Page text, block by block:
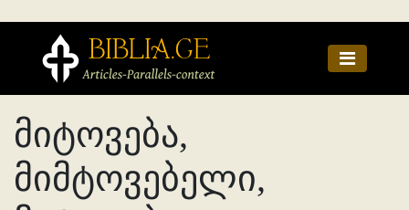
მიტოვება,
მიმტოვებელი,